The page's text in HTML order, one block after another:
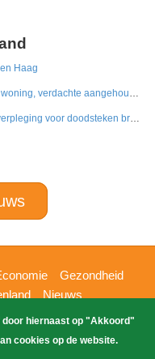
Haag
Vrouw overleden na schietincident in woning, verdachte aangehouden
Celstraf van 6 jaar en tbs met dwangverpleging voor doodsteken broer in Gouda
Gezondheid
Nieuws
Weekoverzicht
Nieuws 2026gehost
door hiernaast op "Akkoord"
cookies op de website.